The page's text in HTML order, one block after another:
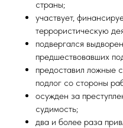
страны;
участвует,
террористическую
подвергался
предшествовавших
предоставил ложные
подлог со стороны
осужден за
судимость;
два и более раза